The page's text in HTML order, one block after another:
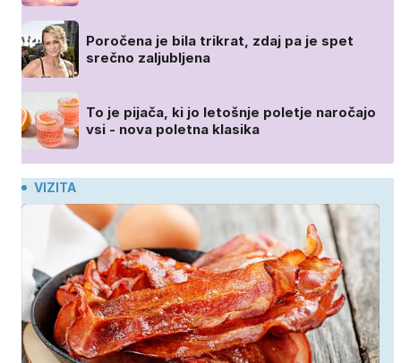
Poročena je bila trikrat, zdaj pa je spet
srečno zaljubljena
To je pijača, ki jo letošnje poletje naročajo
vsi - nova poletna klasika
VIZITA